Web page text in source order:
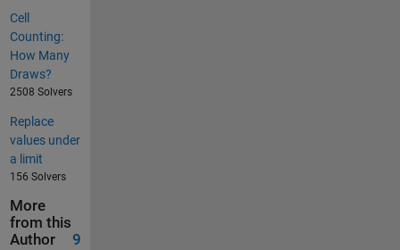
Cell
Counting:
How Many
Draws?
2508 Solvers
Replace
values under
a limit
156 Solvers
More
from this
Author
9